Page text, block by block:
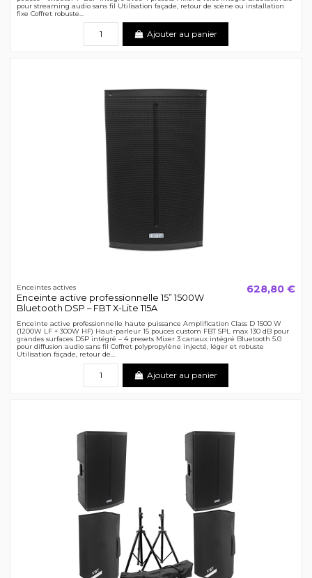
pour streaming audio sans fil Utilisation façade, retour de scène ou installation
fixe Coffret robuste...
Ajouter au panier
Enceintes actives
Enceinte active professionnelle 15” 1500W
Bluetooth DSP – FBT X-Lite 115A
628,80 €
Enceinte active professionnelle haute puissance Amplification Class D 1500 W
(1200W LF + 300W HF) Haut-parleur 15 pouces custom FBT SPL max 130 dB pour
grandes surfaces DSP intégré – 4 presets Mixer 3 canaux intégré Bluetooth 5.0
pour diffusion audio sans fil Coffret polypropylène injecté, léger et robuste
Utilisation façade, retour de...
Ajouter au panier